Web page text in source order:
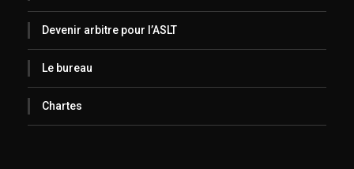
Devenir arbitre pour l’ASLT
Le bureau
Chartes